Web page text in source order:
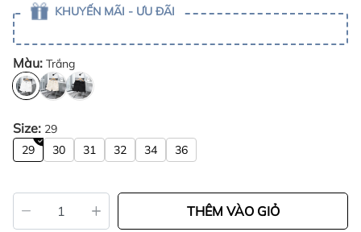
KHUYẾN MÃI - ƯU ĐÃI
Màu: Trắng
Size: 29
29
30 31 32 34 36
THÊM VÀO GIỎ